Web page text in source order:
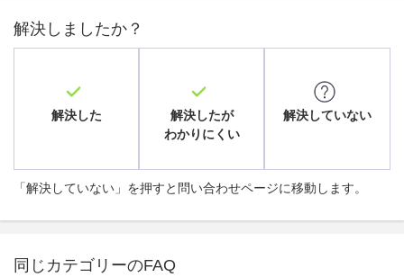
解決しましたか？
解決した
解決したが
わかりにくい
解決していない
「解決していない」を押すと問い合わせページに移動します。
同じカテゴリーのFAQ